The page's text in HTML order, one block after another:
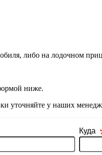
либо на лодочном
ниже.
уточняйте у наших